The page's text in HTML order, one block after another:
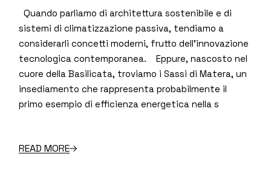
Quando parliamo di architettura sostenibile e di
sistemi di climatizzazione passiva, tendiamo a
considerarli concetti moderni, frutto dell’innovazione
tecnologica contemporanea. Eppure, nascosto nel
cuore della Basilicata, troviamo i Sassi di Matera, un
insediamento che rappresenta probabilmente il
primo esempio di efficienza energetica nella s
READ MORE